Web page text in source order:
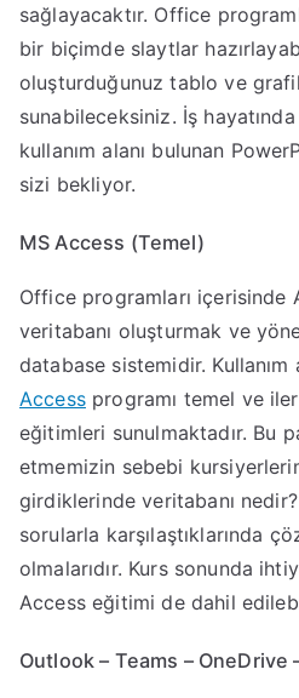
sağlayacaktır. Office
bir biçimde slaytlar
oluşturduğunuz tablo ve
sunabileceksiniz. İş
kullanım alanı bulunan
sizi bekliyor.
MS Access (Temel)
Office programları içerisinde
veritabanı oluşturmak ve
database sistemidir.
Accessprogramı temel ve
eğitimleri sunulmaktadır. Bu
etmemizin sebebi
girdiklerinde veritabanı nedir?
sorularla karşılaştıklarında
olmalarıdır. Kurs sonunda
Access eğitimi de dahil
Outlook – Teams – OneDrive